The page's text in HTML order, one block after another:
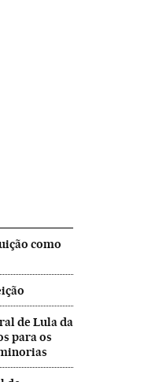
como
de Lula da
para os